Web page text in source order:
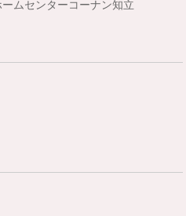
ムセンターコーナン知立